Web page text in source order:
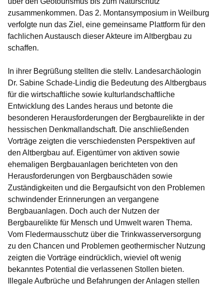
zusammenkommen. Das 2. Montansymposium in Weilburg
verfolgte nun das Ziel, eine gemeinsame Plattform für den
fachlichen Austausch dieser Akteure im Altbergbau zu
schaffen.
In ihrer Begrüßung stellten die stellv. Landesarchäologin
Dr. Sabine Schade-Lindig die Bedeutung des Altbergbaus
für die wirtschaftliche sowie kulturlandschaftliche
Entwicklung des Landes heraus und betonte die
besonderen Herausforderungen der Bergbaurelikte in der
hessischen Denkmallandschaft. Die anschließenden
Vorträge zeigten die verschiedensten Perspektiven auf
den Altbergbau auf. Eigentümer von aktiven sowie
ehemaligen Bergbauanlagen berichteten von den
Herausforderungen von Bergbauschäden sowie
Zuständigkeiten und die Bergaufsicht von den Problemen
schwindender Erinnerungen an vergangene
Bergbauanlagen. Doch auch der Nutzen der
Bergbaurelikte für Mensch und Umwelt waren Thema.
Vom Fledermausschutz über die Trinkwasserversorgung
zu den Chancen und Problemen geothermischer Nutzung
zeigten die Vorträge eindrücklich, wieviel oft wenig
bekanntes Potential die verlassenen Stollen bieten.
Illegale Aufbrüche und Befahrungen der Anlagen stellen